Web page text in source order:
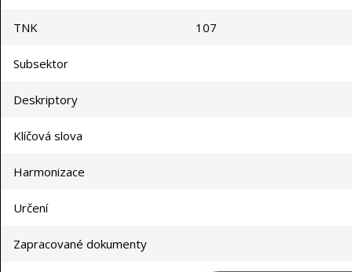
TNK 107
Subsektor
Deskriptory
Klíčová slova
Harmonizace
Určení
Zapracované dokumenty